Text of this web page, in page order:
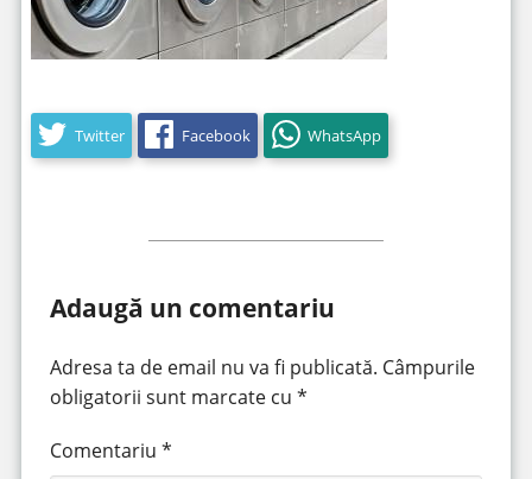
Twitter Facebook WhatsApp
Adaugă un comentariu
Adresa ta de email nu va fi publicată. Câmpurile
obligatorii sunt marcate cu *
Comentariu *